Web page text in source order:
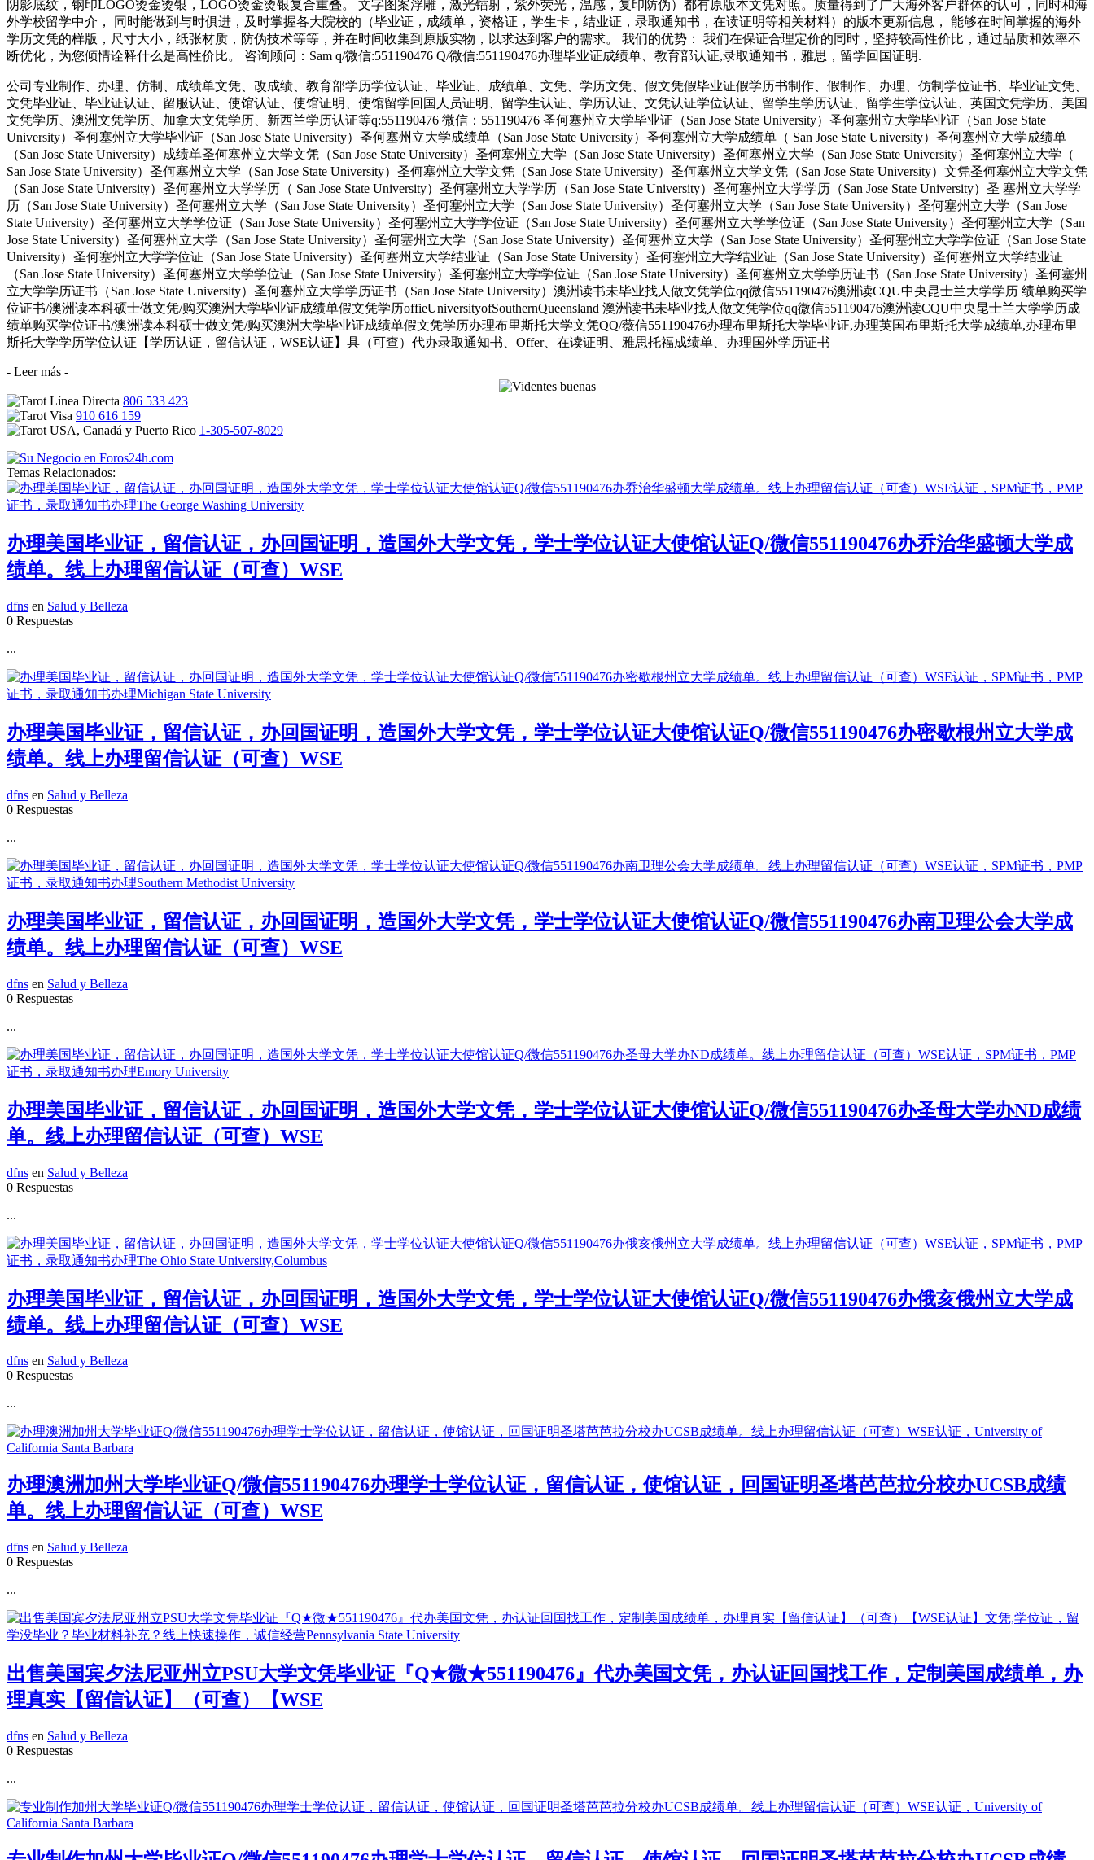
阴影底纹，钢印LOGO烫金烫银，LOGO烫金烫银复合重叠。 文字图案浮雕，激光镭射，紫外荧光，温感，复印防伪）都有原版本文凭对照。质量得到了广大海外客户群体的认可，同时和海
外学校留学中介， 同时能做到与时俱进，及时掌握各大院校的（毕业证，成绩单，资格证，学生卡，结业证，录取通知书，在读证明等相关材料）的版本更新信息， 能够在时间掌握的海外
学历文凭的样版，尺寸大小，纸张材质，防伪技术等等，并在时间收集到原版实物，以求达到客户的需求。 我们的优势： 我们在保证合理定价的同时，坚持较高性价比，通过品质和效率不
断优化，为您倾情诠释什么是高性价比。 咨询顾问：Sam q/微信:551190476 Q/微信:551190476办理毕业证成绩单、教育部认证,录取通知书，雅思，留学回国证明.
公司专业制作、办理、仿制、成绩单文凭、改成绩、教育部学历学位认证、毕业证、成绩单、文凭、学历文凭、假文凭假毕业证假学历书制作、假制作、办理、仿制学位证书、毕业证文凭、
文凭毕业证、毕业证认证、留服认证、使馆认证、使馆证明、使馆留学回国人员证明、留学生认证、学历认证、文凭认证学位认证、留学生学历认证、留学生学位认证、英国文凭学历、美国
文凭学历、澳洲文凭学历、加拿大文凭学历、新西兰学历认证等q:551190476 微信：551190476 圣何塞州立大学毕业证（San Jose State University）圣何塞州立大学毕业证（San Jose State
University）圣何塞州立大学毕业证（San Jose State University）圣何塞州立大学成绩单（San Jose State University）圣何塞州立大学成绩单（ San Jose State University）圣何塞州立大学成绩单
（San Jose State University）成绩单圣何塞州立大学文凭（San Jose State University）圣何塞州立大学（San Jose State University）圣何塞州立大学（San Jose State University）圣何塞州立大学（
San Jose State University）圣何塞州立大学（San Jose State University）圣何塞州立大学文凭（San Jose State University）圣何塞州立大学文凭（San Jose State University）文凭圣何塞州立大学文凭
（San Jose State University）圣何塞州立大学学历（ San Jose State University）圣何塞州立大学学历（San Jose State University）圣何塞州立大学学历（San Jose State University）圣 塞州立大学学
历（San Jose State University）圣何塞州立大学（San Jose State University）圣何塞州立大学（San Jose State University）圣何塞州立大学（San Jose State University）圣何塞州立大学（San Jose
State University）圣何塞州立大学学位证（San Jose State University）圣何塞州立大学学位证（San Jose State University）圣何塞州立大学学位证（San Jose State University）圣何塞州立大学（San
Jose State University）圣何塞州立大学（San Jose State University）圣何塞州立大学（San Jose State University）圣何塞州立大学（San Jose State University）圣何塞州立大学学位证（San Jose State
University）圣何塞州立大学学位证（San Jose State University）圣何塞州立大学结业证（San Jose State University）圣何塞州立大学结业证（San Jose State University）圣何塞州立大学结业证
（San Jose State University）圣何塞州立大学学位证（San Jose State University）圣何塞州立大学学位证（San Jose State University）圣何塞州立大学学历证书（San Jose State University）圣何塞州
立大学学历证书（San Jose State University）圣何塞州立大学学历证书（San Jose State University）澳洲读书未毕业找人做文凭学位qq微信551190476澳洲读CQU中央昆士兰大学学历 绩单购买学
位证书/澳洲读本科硕士做文凭/购买澳洲大学毕业证成绩单假文凭学历offieUniversityofSouthernQueensland 澳洲读书未毕业找人做文凭学位qq微信551190476澳洲读CQU中央昆士兰大学学历成
绩单购买学位证书/澳洲读本科硕士做文凭/购买澳洲大学毕业证成绩单假文凭学历办理布里斯托大学文凭QQ/薇信551190476办理布里斯托大学毕业证,办理英国布里斯托大学成绩单,办理布里
斯托大学学历学位认证【学历认证，留信认证，WSE认证】具（可查）代办录取通知书、Offer、在读证明、雅思托福成绩单、办理国外学历证书
- Leer más -
806 533 423
910 616 159
1-305-507-8029
Temas Relacionados:
办理美国毕业证，留信认证，办回国证明，造国外大学文凭，学士学位认证大使馆认证Q/微信551190476办乔治华盛顿大学成
绩单。线上办理留信认证（可查）WSE
dfns en Salud y Belleza
0 Respuestas
...
办理美国毕业证，留信认证，办回国证明，造国外大学文凭，学士学位认证大使馆认证Q/微信551190476办密歇根州立大学成
绩单。线上办理留信认证（可查）WSE
dfns en Salud y Belleza
0 Respuestas
...
办理美国毕业证，留信认证，办回国证明，造国外大学文凭，学士学位认证大使馆认证Q/微信551190476办南卫理公会大学成
绩单。线上办理留信认证（可查）WSE
dfns en Salud y Belleza
0 Respuestas
...
办理美国毕业证，留信认证，办回国证明，造国外大学文凭，学士学位认证大使馆认证Q/微信551190476办圣母大学办ND成绩
单。线上办理留信认证（可查）WSE
dfns en Salud y Belleza
0 Respuestas
...
办理美国毕业证，留信认证，办回国证明，造国外大学文凭，学士学位认证大使馆认证Q/微信551190476办俄亥俄州立大学成
绩单。线上办理留信认证（可查）WSE
dfns en Salud y Belleza
0 Respuestas
...
办理澳洲加州大学毕业证Q/微信551190476办理学士学位认证，留信认证，使馆认证，回国证明圣塔芭芭拉分校办UCSB成绩
单。线上办理留信认证（可查）WSE
dfns en Salud y Belleza
0 Respuestas
...
出售美国宾夕法尼亚州立PSU大学文凭毕业证『Q★微★551190476』代办美国文凭，办认证回国找工作，定制美国成绩单，办
理真实【留信认证】（可查）【WSE
dfns en Salud y Belleza
0 Respuestas
...